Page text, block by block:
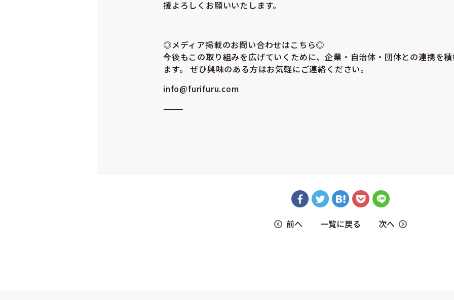
援よろしくお願いいたします。
◎メディア掲載のお問い合わせはこちら◎
今後もこの取り組みを広げていくために、企業・自治体・団体との連携を
ます。 ぜひ興味のある方はお気軽にご連絡ください。
info@furifuru.com
⸻
前へ 一覧に戻る 次へ